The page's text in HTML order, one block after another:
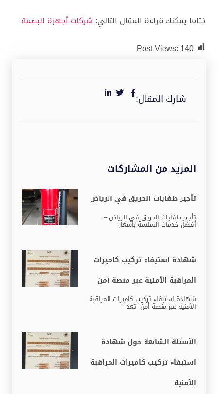
ختاما يمكنك قراءة المقال التالي: شركات أجهزة البصمة
Post Views: 140
شارك المقال:
المزيد من المشاركات
تأجير طفايات الحريق في الرياض
تأجير طفايات الحريق في الرياض –
أفضل خدمات السلامة بأسعار
شهادة استيفاء تركيب كاميرات
المراقبة الأمنية عبر منصة أمن
شهادة استيفاء تركيب كاميرات المراقبة
الأمنية عبر منصة أمن تعد
الأسئلة الشائعة حول شهادة
استيفاء تركيب كاميرات المراقبة
الأمنية